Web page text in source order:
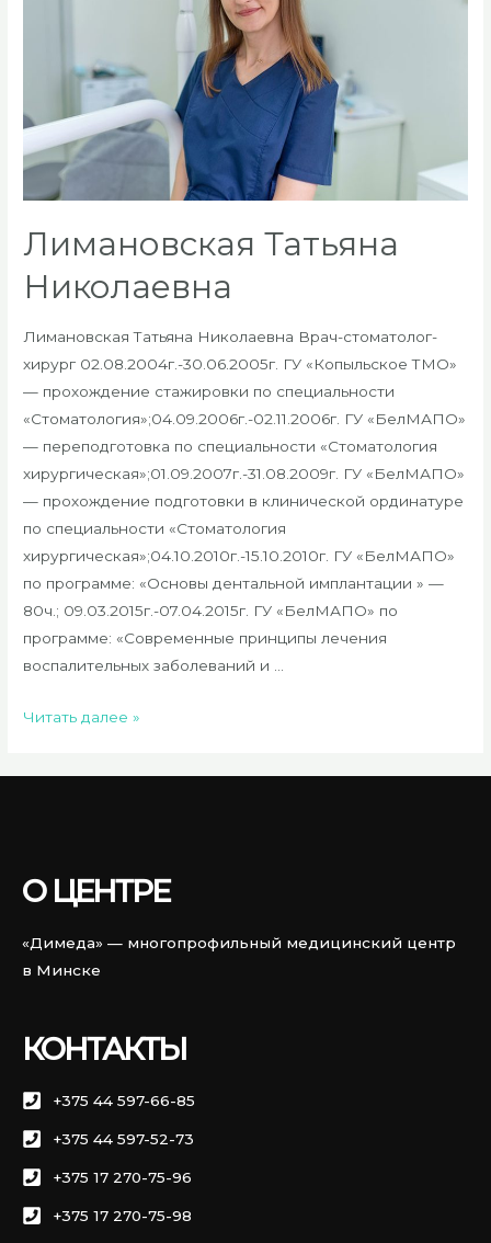
Лимановская Татьяна
Николаевна
Лимановская Татьяна Николаевна Врач-стоматолог-
хирург 02.08.2004г.-30.06.2005г. ГУ «Копыльское ТМО»
— прохождение стажировки по специальности
«Стоматология»;04.09.2006г.-02.11.2006г. ГУ «БелМАПО»
— переподготовка по специальности «Стоматология
хирургическая»;01.09.2007г.-31.08.2009г. ГУ «БелМАПО»
— прохождение подготовки в клинической ординатуре
по специальности «Стоматология
хирургическая»;04.10.2010г.-15.10.2010г. ГУ «БелМАПО»
по программе: «Основы дентальной имплантации » —
80ч.; 09.03.2015г.-07.04.2015г. ГУ «БелМАПО» по
программе: «Современные принципы лечения
воспалительных заболеваний и …
Читать далее »
О ЦЕНТРЕ
«Димеда» — многопрофильный медицинский центр
в Минске
КОНТАКТЫ
+375 44 597-66-85
+375 44 597-52-73
+375 17 270-75-96
+375 17 270-75-98